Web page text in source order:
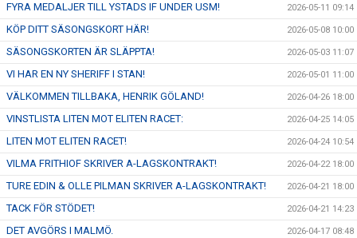
FYRA MEDALJER TILL YSTADS IF UNDER USM! 2026-05-11 09:14
KÖP DITT SÄSONGSKORT HÄR! 2026-05-08 10:00
SÄSONGSKORTEN ÄR SLÄPPTA! 2026-05-03 11:07
VI HAR EN NY SHERIFF I STAN! 2026-05-01 11:00
VÄLKOMMEN TILLBAKA, HENRIK GÖLAND! 2026-04-26 18:00
VINSTLISTA LITEN MOT ELITEN RACET: 2026-04-25 14:05
LITEN MOT ELITEN RACET! 2026-04-24 10:54
VILMA FRITHIOF SKRIVER A-LAGSKONTRAKT! 2026-04-22 18:00
TURE EDIN & OLLE PILMAN SKRIVER A-LAGSKONTRAKT! 2026-04-21 18:00
TACK FÖR STÖDET! 2026-04-21 14:23
DET AVGÖRS I MALMÖ. 2026-04-17 08:48